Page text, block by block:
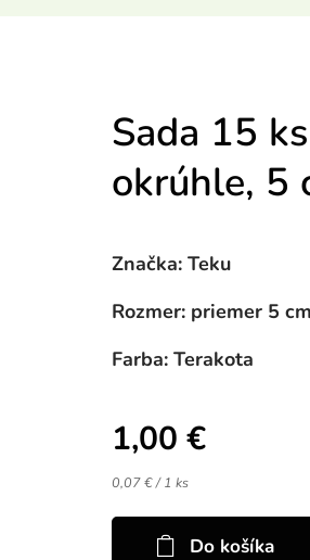
Sada 15
okrúhle, 5
Značka: Teku
Rozmer: priemer 5
Farba: Terakota
1,00 €
0,07 € / 1 ks
Do košíka